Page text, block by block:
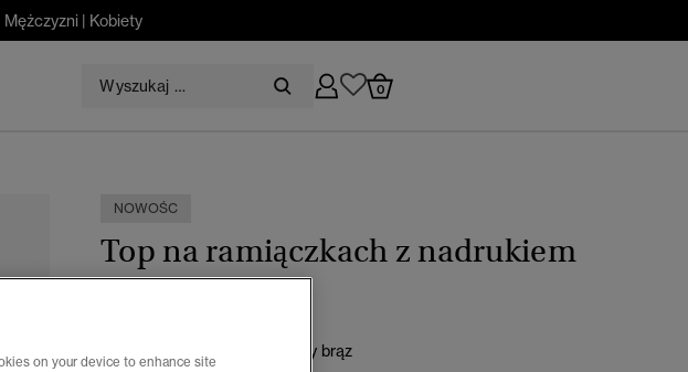
Mężczyzni | Kobiety
0
NOWOŚC
Top na ramiączkach z nadrukiem
Mini Roses kasztanowy brąz
on your device to enhance site